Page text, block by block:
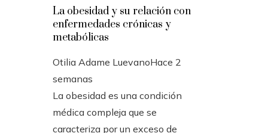
La obesidad y su relación con
enfermedades crónicas y
metabólicas
Otilia Adame LuevanoHace 2
semanas
La obesidad es una condición
médica compleja que se
caracteriza por un exceso de